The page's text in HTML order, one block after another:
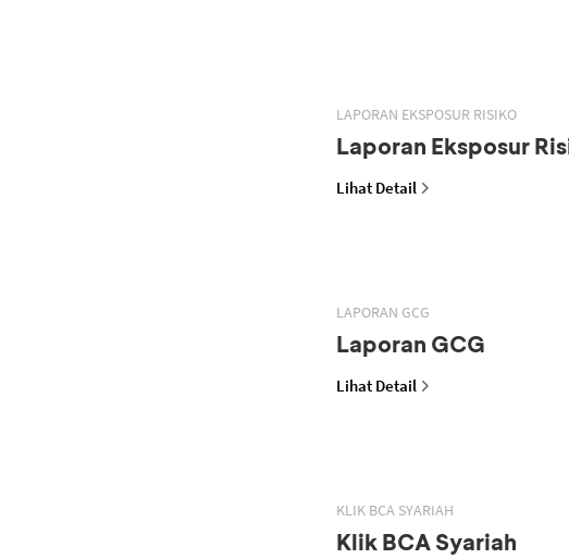
LAPORAN EKSPOSUR RISIKO
Laporan Eksposur
Lihat Detail
LAPORAN GCG
Laporan GCG
Lihat Detail
KLIK BCA SYARIAH
Klik BCA Syariah